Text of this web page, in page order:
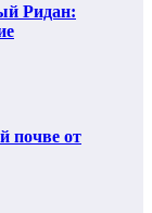
Ридан:
почве от